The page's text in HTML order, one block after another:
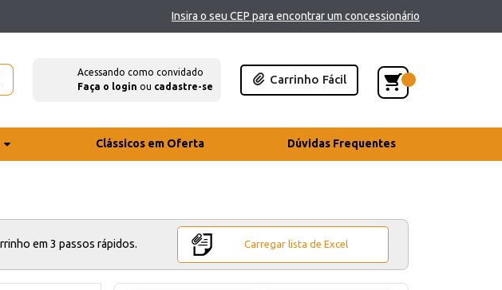
Insira o seu CEP para encontrar um concessionário
Acessando como convidado
Faça o login ou cadastre-se
Carrinho Fácil
Clássicos em Oferta Dúvidas Frequentes
em 3 passos rápidos. Carregar lista de Excel